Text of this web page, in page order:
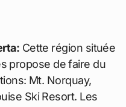
Cette région située
propose de faire du
Mt. Norquay,
Ski Resort. Les